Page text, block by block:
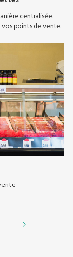
centralisée.
points de vente.